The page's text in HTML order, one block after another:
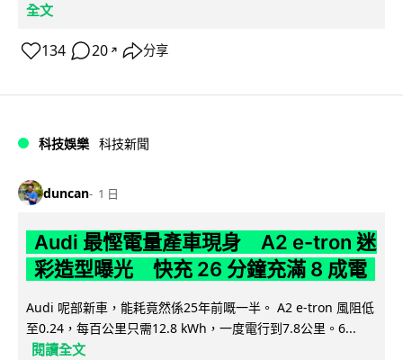
全文
134 20 ↗ 分享
科技娛樂 科技新聞
duncan 1 日
Audi 最慳電量產車現身 A2 e-tron 迷
彩造型曝光 快充 26 分鐘充滿 8 成電
Audi 呢部新車，能耗竟然係25年前嘅一半。 A2 e-tron 風阻低
至0.24，每百公里只需12.8 kWh，一度電行到7.8公里。6...
閱讀全文